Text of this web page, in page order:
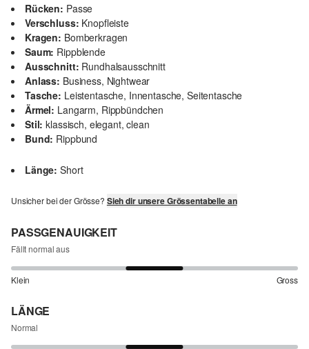
Rücken: Passe
Verschluss: Knopfleiste
Kragen: Bomberkragen
Saum: Rippblende
Ausschnitt: Rundhalsausschnitt
Anlass: Business, Nightwear
Tasche: Leistentasche, Innentasche, Seitentasche
Ärmel: Langarm, Rippbündchen
Stil: klassisch, elegant, clean
Bund: Rippbund
Länge: Short
Unsicher bei der Grösse? Sieh dir unsere Grössentabelle an
PASSGENAUIGKEIT
Fällt normal aus
Klein Gross
LÄNGE
Normal